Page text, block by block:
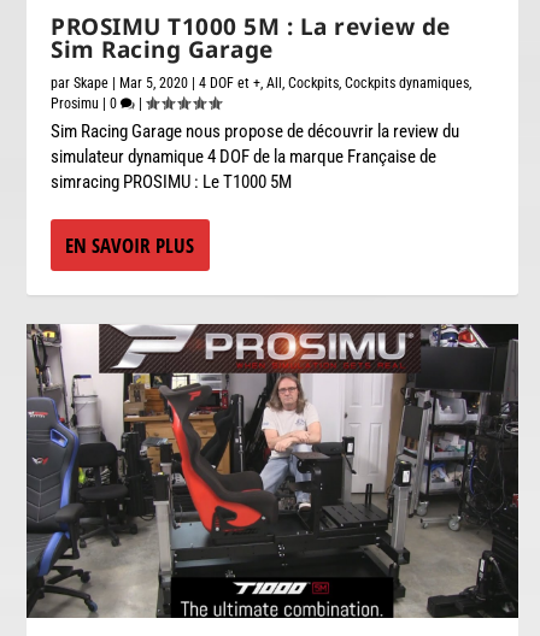
PROSIMU T1000 5M : La review de
Sim Racing Garage
parSkape Mar 5, 2020 |4 DOF et +,All,Cockpits,Cockpits dynamiques,
Prosimu
|0 |
Sim Racing Garage nous propose de découvrir la review du
simulateur dynamique 4 DOF de la marque Française de
simracing PROSIMU : Le T1000 5M
EN SAVOIR PLUS